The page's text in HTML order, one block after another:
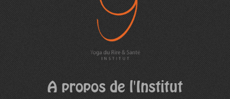
A propos de l'Institut